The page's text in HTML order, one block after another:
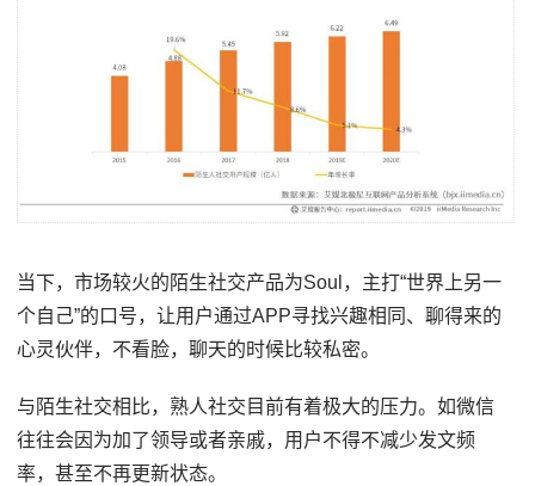
当下，市场较火的陌生社交产品为Soul，主打“世界上另一
个自己”的口号，让用户通过APP寻找兴趣相同、聊得来的
心灵伙伴，不看脸，聊天的时候比较私密。
与陌生社交相比，熟人社交目前有着极大的压力。如微信
往往会因为加了领导或者亲戚，用户不得不减少发文频
率，甚至不再更新状态。